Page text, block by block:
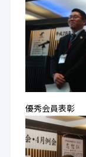
優秀会員表彰